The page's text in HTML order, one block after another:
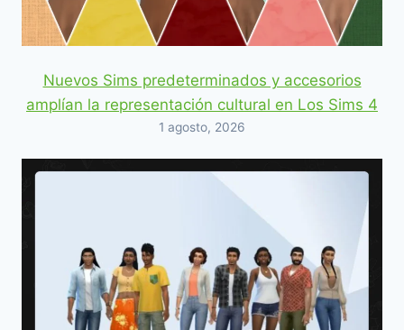
Nuevos Sims predeterminados y accesorios
amplían la representación cultural en Los Sims 4
1 agosto, 2026